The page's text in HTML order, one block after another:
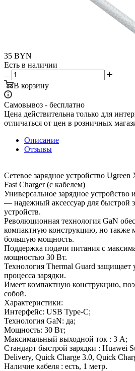
35 BYN
Есть в наличии
В корзину
Самовывоз - бесплатно
Цена действительна только для
отличаться от цен в розничных
Описание
Отзывы
Сетевое зарядное устройство
Fast Charger (с кабелем)
Универсальное зарядное устройство
— надежный аксессуар для быстрой
устройств.
Революционная технология GaN
компактную конструкцию, но также
большую мощность.
Поддержка подачи питания с
мощностью 30 Вт.
Технология Thermal Guard защищает
процесса зарядки.
Имеет компактную конструкцию,
собой.
Характеристики:
Интерфейс: USB Type-C;
Технология GaN: да;
Мощность: 30 Вт;
Максимальный выходной ток : 3 A;
Стандарт быстрой зарядки : Huawei
Delivery, Quick Charge 3.0, Quick
Наличие кабеля : есть, 1 метр.